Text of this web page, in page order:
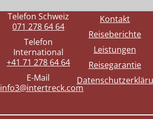
Telefon Schweiz
071 278 64 64
Telefon
International
+41 71 278 64 64
E-Mail
info3@intertreck.com
Kontakt
Reiseberichte
Leistungen
Reisegarantie